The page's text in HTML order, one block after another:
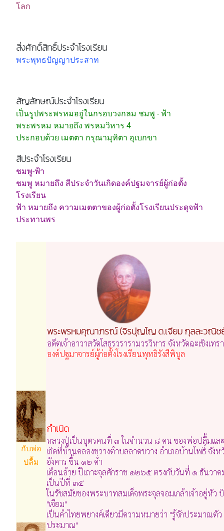
โลก
สิ่งศักดิ์สิทธิ์ประจำโรงเรียน
พระพุทธปัญญาประสาท
สัญลักษณ์ประจำโรงเรียน
เป็นรูปพระพรหมอยู่ในกรอบวงกลม ชมพู - ฟ้า
พระพรหม หมายถึง พรหมวิหาร 4
ประกอบด้วย เมตตา กรุณามุทิตา อุเบกขา
สีประจำโรงเรียน
ชมพู-ฟ้า
ชมพู หมายถึง สีประจำวันเกิดองค์ปฐมจารย์ผู้ก่อตั้ง
โรงเรียน
ฟ้า หมายถึง ความเมตตาของผู้ก่อตั้งโรงเรียนประดุจฟ้า
ประทานพร
กับพ่อ
ปลื้ม
พระพรหมคุณาภรณ์ (จิรปุญโญ ด.เจียม กุลละวณิช
อดีตเจ้าอาวาสวัดโสธรวรารามวรวิหาร จังหวัดฉะเชิงเทรา
องค์ปฐมาจารย์ผู้ก่อตั้งโรงเรียนพุทธิรังสีพิบูล
กำเนิด
หลวงปู่เป็นบุตรคนที่ ๓ ในจำนวน ๘ คน ของพ่อปลื้มแล
เกิดที่บ้านคลองขวางตำบลลาดขวาง อำเภอบ้านโพธิ์ จังห
อังคาร ขึ้น ๑๒ ค่ำ
เดือนอ้าย ปีเถาะจุลศักราช ๑๒๖๕ ตรงกับวันที่ ๑ ธันว
เป็นปีที่ ๓๕
ในรัชสมัยของพระบาทสมเด็จพระจุลจอมเกล้าเจ้าอยู่หัว
"เจียม"
เป็นคำไทยพยางค์เดียวมีความหมายว่า "รู้จักประมาณ
ประมาณ"